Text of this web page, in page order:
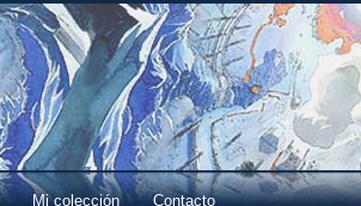
Mi colección Contacto